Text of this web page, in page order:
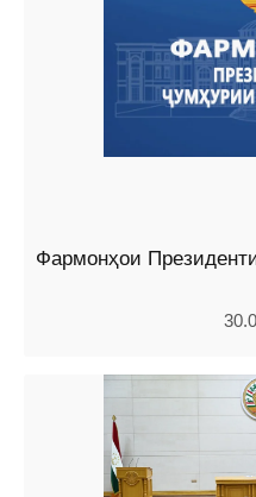
Фармонҳои